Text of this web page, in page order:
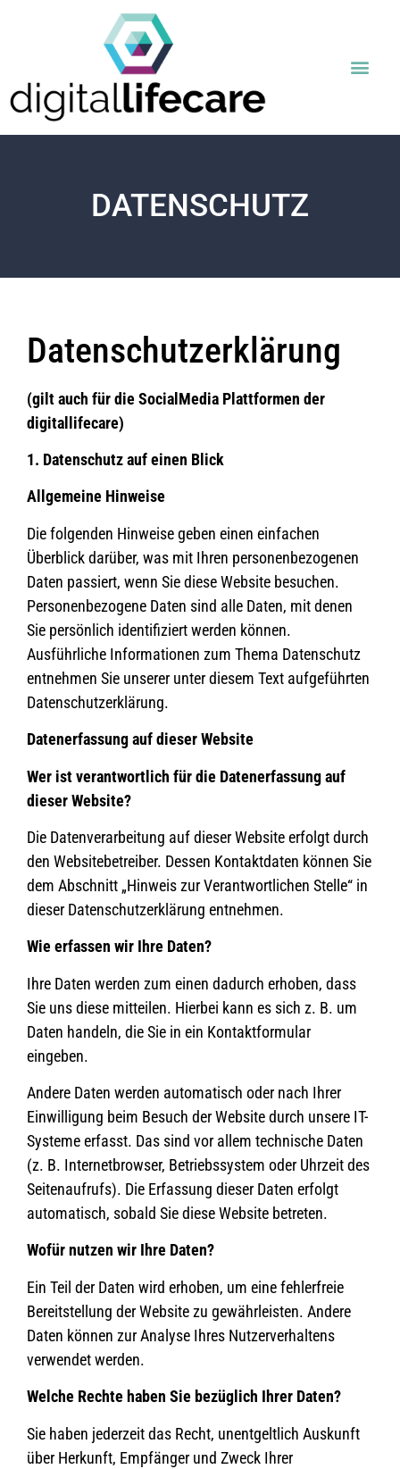
DATENSCHUTZ
Datenschutz­erklärung
(gilt auch für die SocialMedia Plattformen der
digitallifecare)
1. Datenschutz auf einen Blick
Allgemeine Hinweise
Die folgenden Hinweise geben einen einfachen
Überblick darüber, was mit Ihren personenbezogenen
Daten passiert, wenn Sie diese Website besuchen.
Personenbezogene Daten sind alle Daten, mit denen
Sie persönlich identifiziert werden können.
Ausführliche Informationen zum Thema Datenschutz
entnehmen Sie unserer unter diesem Text aufgeführten
Datenschutzerklärung.
Datenerfassung auf dieser Website
Wer ist verantwortlich für die Datenerfassung auf
dieser Website?
Die Datenverarbeitung auf dieser Website erfolgt durch
den Websitebetreiber. Dessen Kontaktdaten können Sie
dem Abschnitt „Hinweis zur Verantwortlichen Stelle“ in
dieser Datenschutzerklärung entnehmen.
Wie erfassen wir Ihre Daten?
Ihre Daten werden zum einen dadurch erhoben, dass
Sie uns diese mitteilen. Hierbei kann es sich z. B. um
Daten handeln, die Sie in ein Kontaktformular
eingeben.
Andere Daten werden automatisch oder nach Ihrer
Einwilligung beim Besuch der Website durch unsere IT-
Systeme erfasst. Das sind vor allem technische Daten
(z. B. Internetbrowser, Betriebssystem oder Uhrzeit des
Seitenaufrufs). Die Erfassung dieser Daten erfolgt
automatisch, sobald Sie diese Website betreten.
Wofür nutzen wir Ihre Daten?
Ein Teil der Daten wird erhoben, um eine fehlerfreie
Bereitstellung der Website zu gewährleisten. Andere
Daten können zur Analyse Ihres Nutzerverhaltens
verwendet werden.
Welche Rechte haben Sie bezüglich Ihrer Daten?
Sie haben jederzeit das Recht, unentgeltlich Auskunft
über Herkunft, Empfänger und Zweck Ihrer